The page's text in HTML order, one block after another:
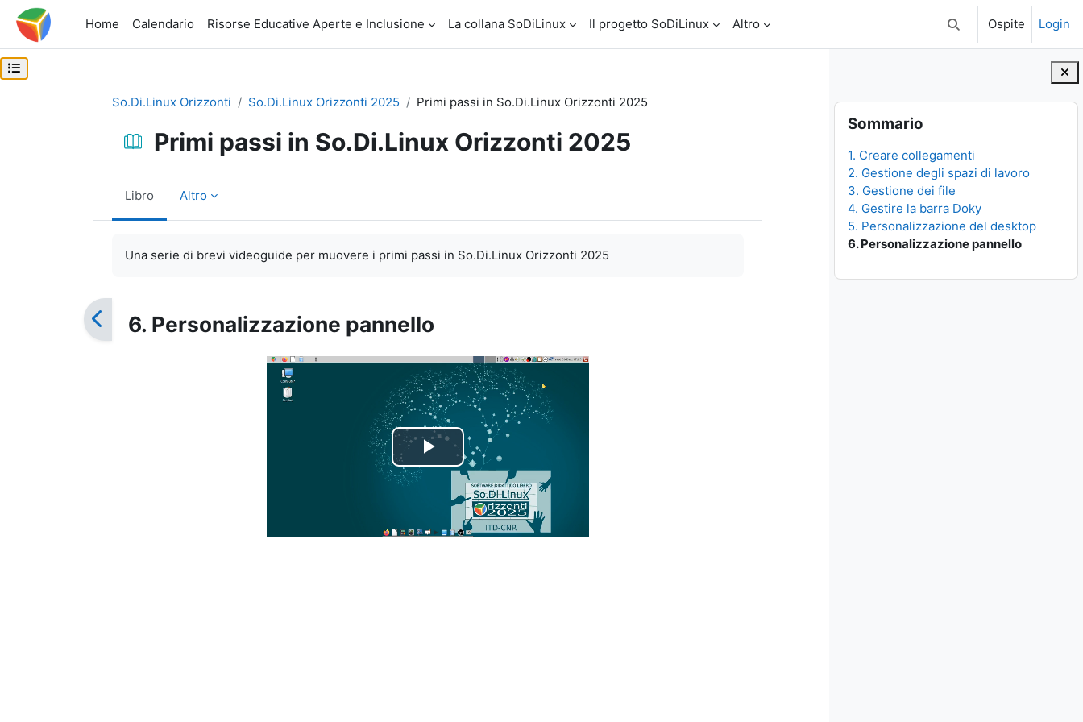
Vai al contenuto principale
Home
Calendario Risorse Educative Aperte e Inclusione La collana SoDiLinux Il progetto SoDiLinux Altro Attiva/disattiva input di
Ospite Login
Blocchi
Salta Sommario
Sommario
1. Creare collegamenti
2. Gestione degli spazi di lavoro
3. Gestione dei file
4. Gestire la barra Doky
5. Personalizzazione del desktop
6. Personalizzazione pannello
Apri indice del corso
So.Di.Linux Orizzonti So.Di.Linux Orizzonti 2025 Primi passi in So.Di.Linux Orizzonti 2025
Primi passi in So.Di.Linux Orizzonti 2025
Libro Altro
Una serie di brevi videoguide per muovere i primi passi in So.Di.Linux Orizzonti 2025
6. Personalizzazione pannello
Riproduci
video